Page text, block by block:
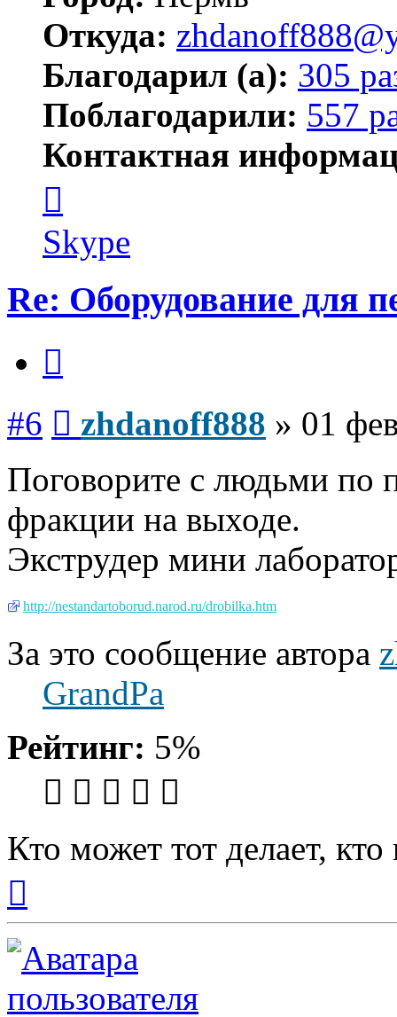
Откуда:
Благодарил (а): 305
Поблагодарили: 557
Контактная
пользователя
zhdanoff888
Skype
Re: Оборудование для
#6 zhdanoff888 » 01
Поговорите с людьми по
фракции на выходе.
Экструдер мини
http://nestandartoborud.narod.ru/drobilka.htm
За это сообщение автора
GrandPa
Рейтинг: 5%
Кто может тот делает,
началу